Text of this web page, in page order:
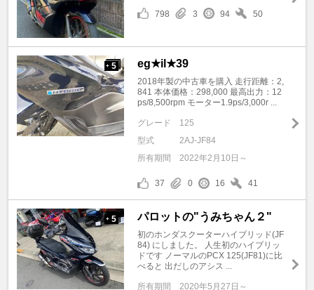
798
3 94 50
+ 5 eg★il★39
2018年製の中古車を購入 走行距離：2,
841 本体価格：298,000 最高出力：12
ps/8,500rpm モーター1.9ps/3,000r ...
グレード
125
型式
2AJ-JF84
所有期間
2022年2月10日～
37 0 16 41
+ 5 パロットの"うみちゃん２"
初のホンダスクーターハイブリッド(JF
84) にしました。 人生初のハイブリッ
ドです ノーマルのPCX 125(JF81)に比
べると 出だしのアシス ...
所有期間 2020年5月27日～